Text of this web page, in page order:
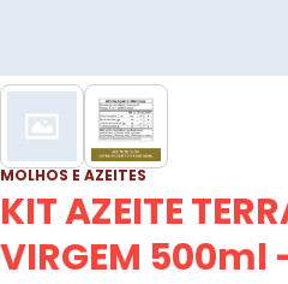
MOLHOS E AZEITES
KIT AZEITE
VIRGEM 500ml